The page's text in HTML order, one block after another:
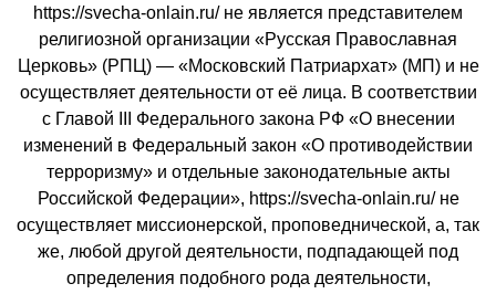
https://svecha-onlain.ru/ не является представителем
религиозной организации «Русская Православная
Церковь» (РПЦ) — «Московский Патриархат» (МП) и не
осуществляет деятельности от её лица. В соответствии
с Главой III Федерального закона РФ «О внесении
изменений в Федеральный закон «О противодействии
терроризму» и отдельные законодательные акты
Российской Федерации», https://svecha-onlain.ru/ не
осуществляет миссионерской, проповеднической, а, так
же, любой другой деятельности, подпадающей под
определения подобного рода деятельности,